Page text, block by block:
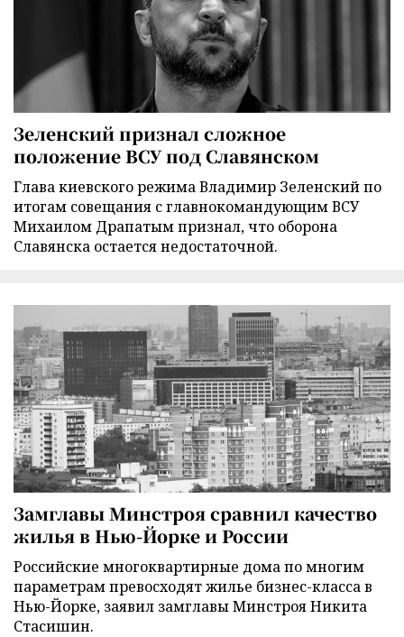
Зеленский признал сложное
положение ВСУ под Славянском
Глава киевского режима Владимир Зеленский по
итогам совещания с главнокомандующим ВСУ
Михаилом Драпатым признал, что оборона
Славянска остается недостаточной.
Замглавы Минстроя сравнил качество
жилья в Нью-Йорке и России
Российские многоквартирные дома по многим
параметрам превосходят жилье бизнес-класса в
Нью-Йорке, заявил замглавы Минстроя Никита
Стасишин.